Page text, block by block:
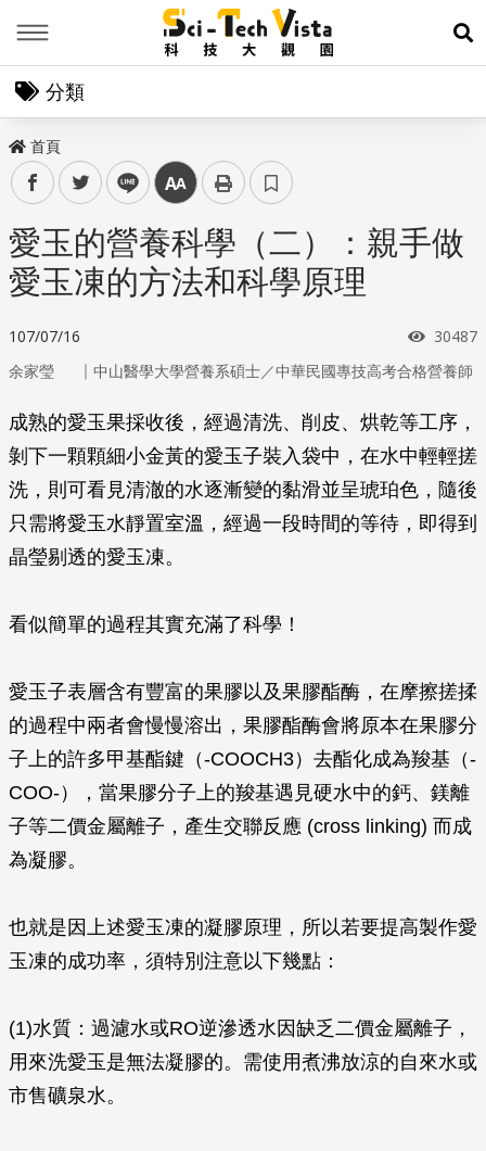
展
分類
首頁
facebooktwitter line 中
愛玉的營養科學（二）：親手做
愛玉凍的方法和科學原理
107/07/16 瀏覽次
30487
余家瑩 ｜ 中山醫學大學營養系碩士／中華民國專技高考合格營養師
成熟的愛玉果採收後，經過清洗、削皮、烘乾等工序，
剝下一顆顆細小金黃的愛玉子裝入袋中，在水中輕輕搓
洗，則可看見清澈的水逐漸變的黏滑並呈琥珀色，隨後
只需將愛玉水靜置室溫，經過一段時間的等待，即得到
晶瑩剔透的愛玉凍。
看似簡單的過程其實充滿了科學！
愛玉子表層含有豐富的果膠以及果膠酯酶，在摩擦搓揉
的過程中兩者會慢慢溶出，果膠酯酶會將原本在果膠分
子上的許多甲基酯鍵（-COOCH3）去酯化成為羧基（-
COO-），當果膠分子上的羧基遇見硬水中的鈣、鎂離
子等二價金屬離子，產生交聯反應 (cross linking) 而成
為凝膠。
也就是因上述愛玉凍的凝膠原理，所以若要提高製作愛
玉凍的成功率，須特別注意以下幾點：
(1)水質：過濾水或RO逆滲透水因缺乏二價金屬離子，
用來洗愛玉是無法凝膠的。需使用煮沸放涼的自來水或
市售礦泉水。